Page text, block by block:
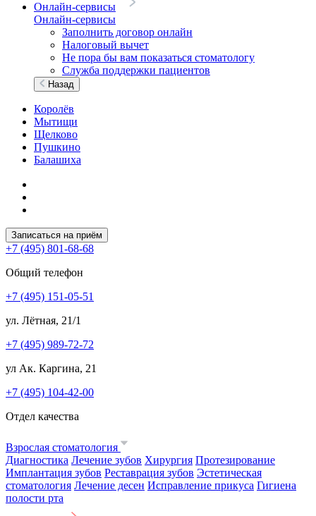
Онлайн-сервисы
Онлайн-сервисы
Заполнить договор онлайн
Налоговый вычет
Не пора бы вам показаться стоматологу
Служба поддержки пациентов
Назад
Королёв
Мытищи
Щелково
Пушкино
Балашиха
Записаться на приём
+7 (495) 801-68-68
Общий телефон
+7 (495) 151-05-51
ул. Лётная, 21/1
+7 (495) 989-72-72
ул Ак. Каргина, 21
+7 (495) 104-42-00
Отдел качества
Взрослая стоматология
Диагностика Лечение зубов Хирургия Протезирование
Имплантация зубов Реставрация зубов Эстетическая
стоматология Лечение десен Исправление прикуса Гигиена
полости рта